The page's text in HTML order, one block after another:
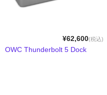
デスクトップドライブケース
メモリーカード
¥62,600(税込)
OWC Thunderbolt 5 Dock